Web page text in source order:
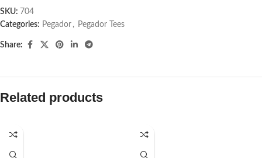
SKU: 704
Categories: Pegador​ , Pegador Tees
Share:
Related products